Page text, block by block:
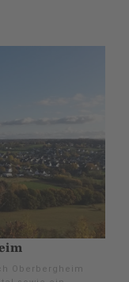
Oberbergheim